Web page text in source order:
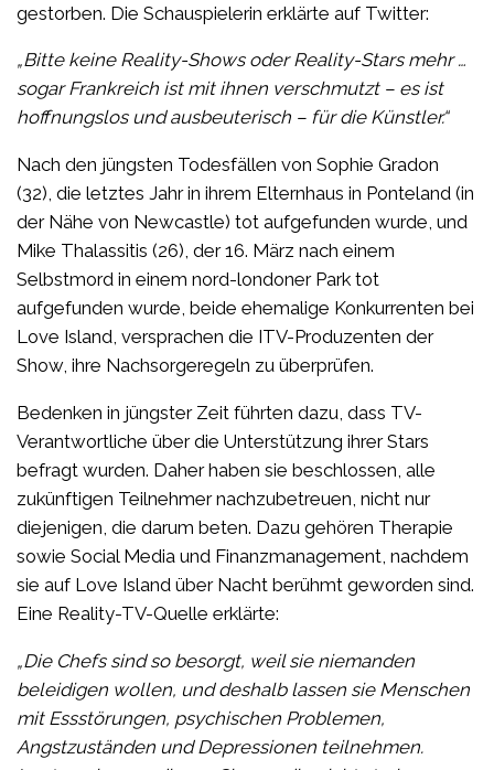
gestorben. Die Schauspielerin erklärte auf Twitter:
„Bitte keine Reality-Shows oder Reality-Stars mehr …
sogar Frankreich ist mit ihnen verschmutzt – es ist
hoffnungslos und ausbeuterisch – für die Künstler.“
Nach den jüngsten Todesfällen von Sophie Gradon
(32), die letztes Jahr in ihrem Elternhaus in Ponteland (in
der Nähe von Newcastle) tot aufgefunden wurde, und
Mike Thalassitis (26), der 16. März nach einem
Selbstmord in einem nord-londoner Park tot
aufgefunden wurde, beide ehemalige Konkurrenten bei
Love Island, versprachen die ITV-Produzenten der
Show, ihre Nachsorgeregeln zu überprüfen.
Bedenken in jüngster Zeit führten dazu, dass TV-
Verantwortliche über die Unterstützung ihrer Stars
befragt wurden. Daher haben sie beschlossen, alle
zukünftigen Teilnehmer nachzubetreuen, nicht nur
diejenigen, die darum beten. Dazu gehören Therapie
sowie Social Media und Finanzmanagement, nachdem
sie auf Love Island über Nacht berühmt geworden sind.
Eine Reality-TV-Quelle erklärte:
„Die Chefs sind so besorgt, weil sie niemanden
beleidigen wollen, und deshalb lassen sie Menschen
mit Essstörungen, psychischen Problemen,
Angstzuständen und Depressionen teilnehmen.